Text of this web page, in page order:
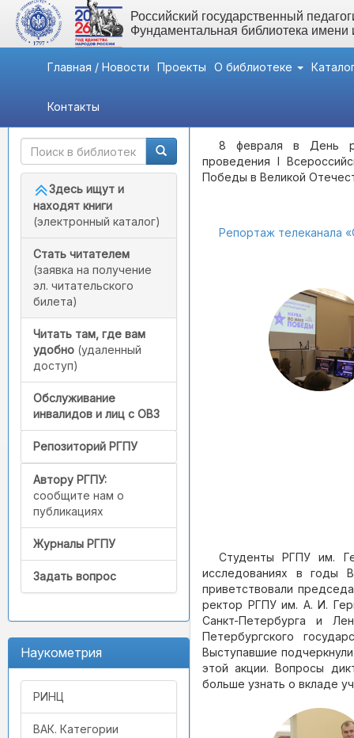
Российский государственный
Фундаментальная библиотека
Главная / Новости Проекты О библиотеке
Контакты
Быстрый доступ
Здесь ищут и
находят книги
(электронный каталог)
Стать читателем
(заявка на получение
эл. читательского
билета)
Читать там, где вам
удобно (удаленный
доступ)
Обслуживание
инвалидов и лиц с ОВЗ
Репозиторий РГПУ
Автору РГПУ:
сообщите нам о
публикациях
Журналы РГПУ
Задать вопрос
Наукометрия
РИНЦ
ВАК. Категории
8 февраля в День
проведения I
Победы в Великой
Репортаж телеканала
Студенты РГПУ им.
исследованиях в годы
приветствовали
ректор РГПУ им. А. И.
Санкт-Петербурга и
Петербургского
Выступавшие
этой акции. Вопросы
больше узнать о вкладе